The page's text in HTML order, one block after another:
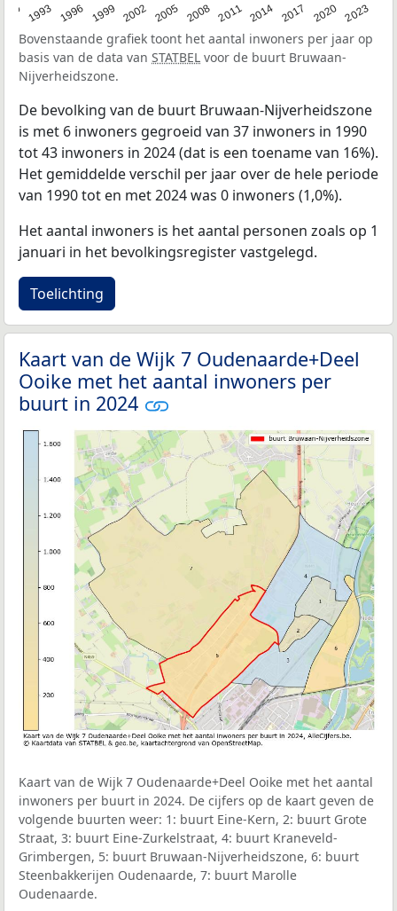
1993 1996 1999 2002 2005 2008 2011 2014 2017 2020 2023
Bovenstaande grafiek toont het aantal inwoners per jaar op
basis van de data van STATBEL voor de buurt Bruwaan-
Nijverheidszone.
De bevolking van de buurt Bruwaan-Nijverheidszone
is met 6 inwoners gegroeid van 37 inwoners in 1990
tot 43 inwoners in 2024 (dat is een toename van 16%).
Het gemiddelde verschil per jaar over de hele periode
van 1990 tot en met 2024 was 0 inwoners (1,0%).
Het aantal inwoners is het aantal personen zoals op 1
januari in het bevolkingsregister vastgelegd.
Toelichting
Kaart van de Wijk 7 Oudenaarde+Deel
Ooike met het aantal inwoners per
buurt in 2024
Kaart van de Wijk 7 Oudenaarde+Deel Ooike met het aantal
inwoners per buurt in 2024. De cijfers op de kaart geven de
volgende buurten weer: 1: buurt Eine-Kern, 2: buurt Grote
Straat, 3: buurt Eine-Zurkelstraat, 4: buurt Kraneveld-
Grimbergen, 5: buurt Bruwaan-Nijverheidszone, 6: buurt
Steenbakkerijen Oudenaarde, 7: buurt Marolle
Oudenaarde.